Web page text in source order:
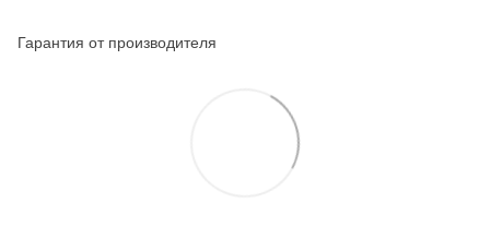
Гарантия от производителя